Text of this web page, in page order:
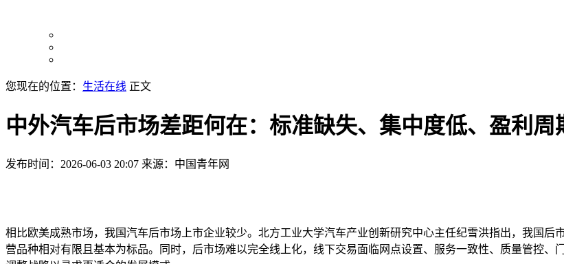
您现在的位置： 生活在线 正文
中外汽车后市场差距何在：标准缺失、集中度低、盈利周
发布时间：2026-06-03 20:07 来源：中国青年网
相比欧美成熟市场，我国汽车后市场上市企业较少。北方工业大学汽车产业创新研究中心主任纪雪洪指出，我国
营品种相对有限且基本为标品。同时，后市场难以完全线上化，线下交易面临网点设置、服务一致性、质量管控